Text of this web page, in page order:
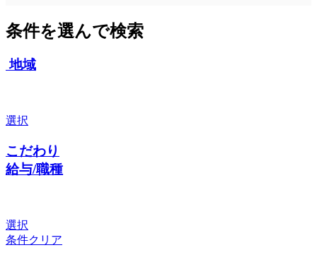
条件を選んで検索
地域
選択
こだわり
給与/職種
選択
条件クリア